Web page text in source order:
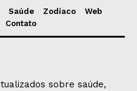
Saúde Zodíaco
Web
Contato
sobre saúde,